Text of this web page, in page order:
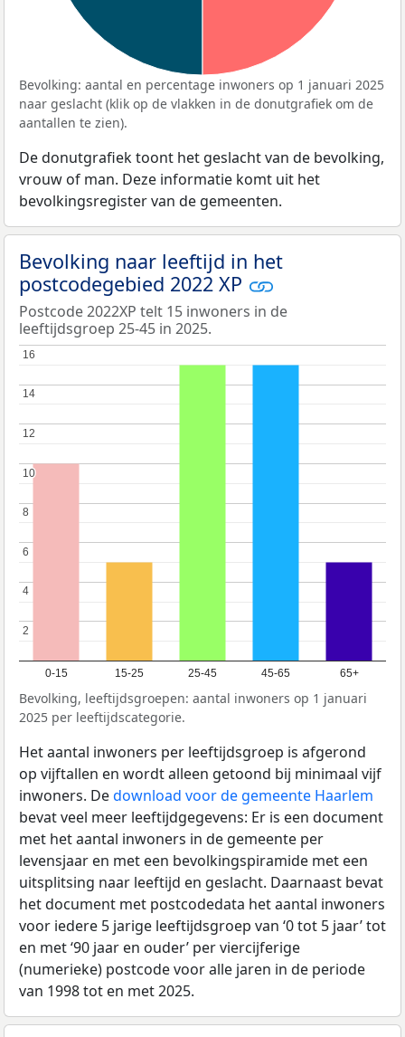
Bevolking: aantal en percentage inwoners op 1 januari 2025
naar geslacht (klik op de vlakken in de donutgrafiek om de
aantallen te zien).
De donutgrafiek toont het geslacht van de bevolking,
vrouw of man. Deze informatie komt uit het
bevolkingsregister van de gemeenten.
Bevolking naar leeftijd in het
postcodegebied 2022 XP
Postcode 2022XP telt 15 inwoners in de
leeftijdsgroep 25-45 in 2025.
0-15 15-25 25-45 45-65 65+
2
2
4
4
6
6
8
8
10
10
12
12
14
14
16
16
Bevolking, leeftijdsgroepen: aantal inwoners op 1 januari
2025 per leeftijdscategorie.
Het aantal inwoners per leeftijdsgroep is afgerond
op vijftallen en wordt alleen getoond bij minimaal vijf
inwoners. Dedownload voor de gemeente Haarlem
bevat veel meer leeftijdgegevens: Er is een document
met het aantal inwoners in de gemeente per
levensjaar en met een bevolkingspiramide met een
uitsplitsing naar leeftijd en geslacht. Daarnaast bevat
het document met postcodedata het aantal inwoners
voor iedere 5 jarige leeftijdsgroep van ‘0 tot 5 jaar’ tot
en met ‘90 jaar en ouder’ per viercijferige
(numerieke) postcode voor alle jaren in de periode
van 1998 tot en met 2025.